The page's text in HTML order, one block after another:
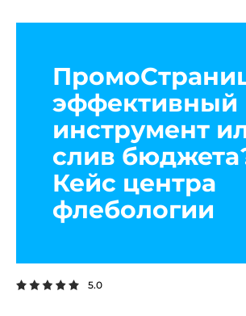
эффективный
инструмент
слив
Кейс центра
флебологии
5.0